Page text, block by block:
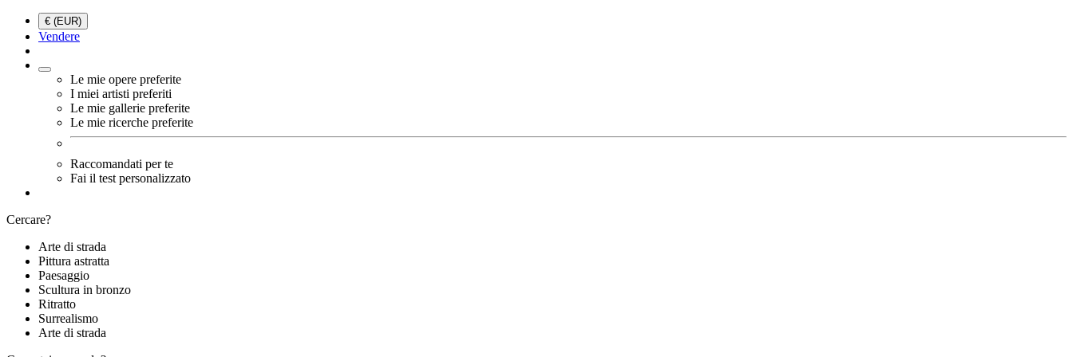
€ (EUR)
Vendere
Le mie opere preferite
I miei artisti preferiti
Le mie gallerie preferite
Le mie ricerche preferite
Raccomandati per te
Fai il test personalizzato
Cercare?
Arte di strada
Pittura astratta
Paesaggio
Scultura in bronzo
Ritratto
Surrealismo
Arte di strada